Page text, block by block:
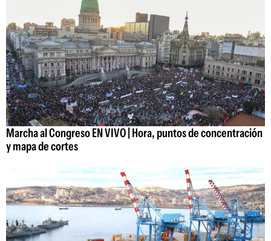
Marcha al Congreso EN VIVO | Hora, puntos de concentración
y mapa de cortes